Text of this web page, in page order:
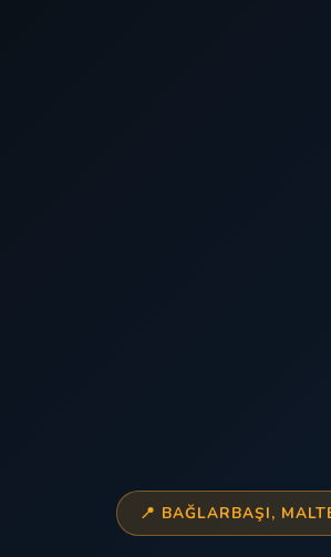
📍 BAĞLARBAŞI,